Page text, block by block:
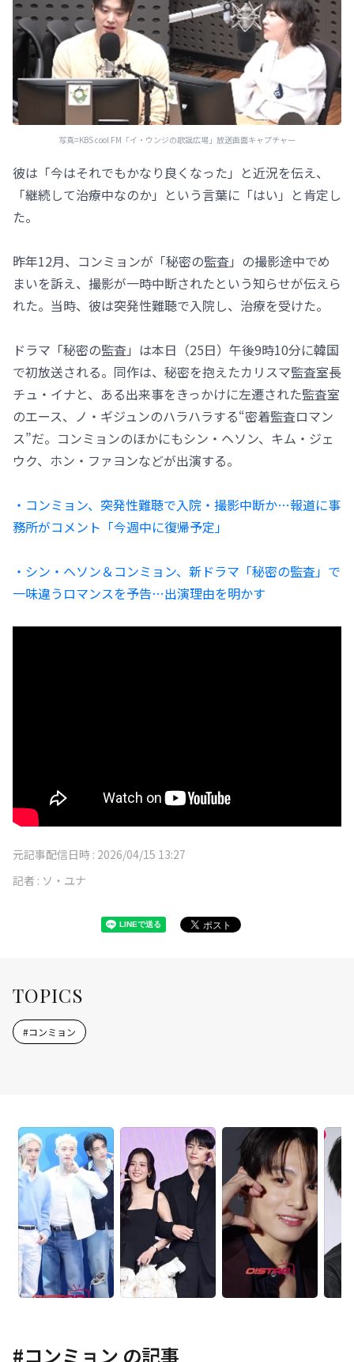
写真=KBS cool FM「イ・ウンジの歌謡広場」放送画面キャプチャー
彼は「今はそれでもかなり良くなった」と近況を伝え、
「継続して治療中なのか」という言葉に「はい」と肯定し
た。
昨年12月、コンミョンが「秘密の監査」の撮影途中でめ
まいを訴え、撮影が一時中断されたという知らせが伝えら
れた。当時、彼は突発性難聴で入院し、治療を受けた。
ドラマ「秘密の監査」は本日（25日）午後9時10分に韓国
で初放送される。同作は、秘密を抱えたカリスマ監査室長
チュ・イナと、ある出来事をきっかけに左遷された監査室
のエース、ノ・ギジュンのハラハラする“密着監査ロマン
ス”だ。コンミョンのほかにもシン・ヘソン、キム・ジェ
ウク、ホン・ファヨンなどが出演する。
・コンミョン、突発性難聴で入院・撮影中断か…報道に事
務所がコメント「今週中に復帰予定」
・シン・ヘソン＆コンミョン、新ドラマ「秘密の監査」で
一味違うロマンスを予告…出演理由を明かす
元記事配信日時 : 2026/04/15 13:27
記者 : ソ・ユナ
TOPICS
#コンミョン
#コンミョン の記事